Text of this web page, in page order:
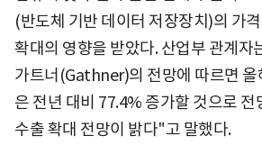
(반도체 기반 데이터 저장장치)의 가
확대의 영향을 받았다. 산업부 관계자
가트너(Gathner)의 전망에 따르면 올
은 전년 대비 77.4% 증가할 것으로
수출 확대 전망이 밝다"고 말했다.